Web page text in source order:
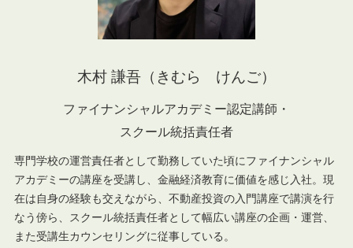
木村 謙吾（きむら けんご）
ファイナンシャルアカデミー認定講師・
スクール統括責任者
専門学校の運営責任者として勤務していた頃にファイナンシャル
アカデミーの講座を受講し、金融経済教育に価値を感じ入社。現
在は自身の経験も交えながら、不動産投資の入門講座で講演を行
なう傍ら、スクール統括責任者として幅広い講座の企画・運営、
また受講生カウンセリングに従事している。